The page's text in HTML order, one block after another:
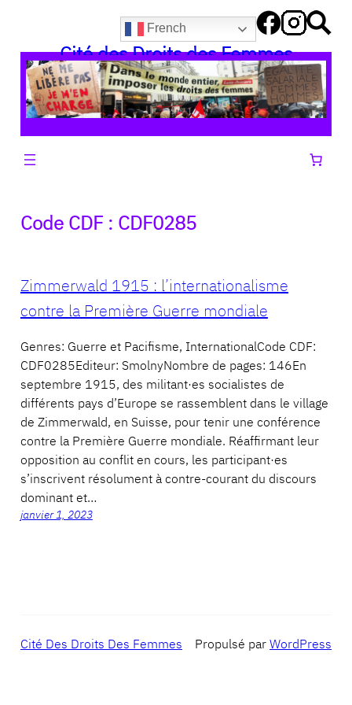
contenu
French
Cité des Droits des Femmes
Code CDF : CDF0285
Zimmerwald 1915 : l’internationalisme
contre la Première Guerre mondiale
Genres: Guerre et Pacifisme, InternationalCode CDF:
CDF0285Editeur: SmolnyNombre de pages: 146En
septembre 1915, des militant·es socialistes de
différents pays d’Europe se rassemblent dans le village
de Zimmerwald, en Suisse, pour tenir une conférence
contre la Première Guerre mondiale. Réaffirmant leur
opposition au conflit en cours, les participant·es
s’inscrivent résolument à contre-courant du discours
dominant et…
janvier 1, 2023
Cité Des Droits Des Femmes Propulsé parWordPress